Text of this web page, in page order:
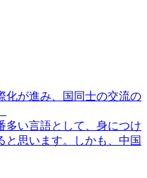
化が進み、国同士の交流の
多い言語として、身につけ
と思います。しかも、中国